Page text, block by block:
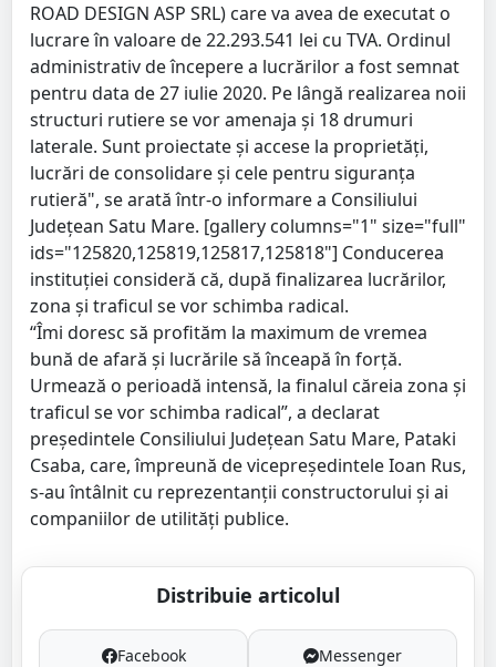
ROAD DESIGN ASP SRL) care va avea de executat o
lucrare în valoare de 22.293.541 lei cu TVA. Ordinul
administrativ de începere a lucrărilor a fost semnat
pentru data de 27 iulie 2020. Pe lângă realizarea noii
structuri rutiere se vor amenaja și 18 drumuri
laterale. Sunt proiectate și accese la proprietăți,
lucrări de consolidare și cele pentru siguranța
rutieră", se arată într-o informare a Consiliului
Județean Satu Mare. [gallery columns="1" size="full"
ids="125820,125819,125817,125818"] Conducerea
instituției consideră că, după finalizarea lucrărilor,
zona și traficul se vor schimba radical.
“Îmi doresc să profităm la maximum de vremea
bună de afară și lucrările să înceapă în forță.
Urmează o perioadă intensă, la finalul căreia zona și
traficul se vor schimba radical”, a declarat
președintele Consiliului Județean Satu Mare, Pataki
Csaba, care, împreună de vicepreședintele Ioan Rus,
s-au întâlnit cu reprezentanții constructorului și ai
companiilor de utilități publice.
Distribuie articolul
Facebook Messenger